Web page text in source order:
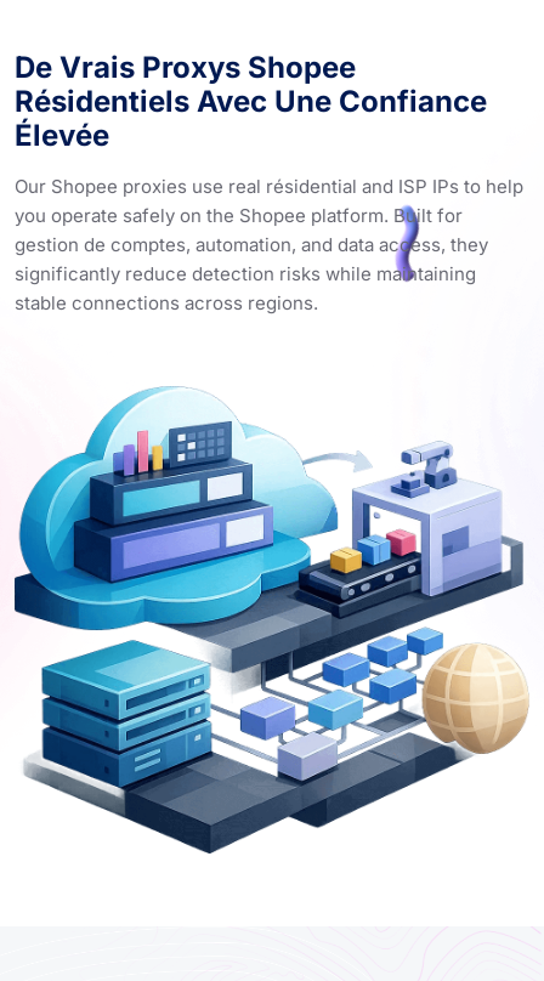
De Vrais Proxys Shopee
Résidentiels Avec Une Confiance
Élevée
Our Shopee proxies use real résidential and ISP IPs to help
you operate safely on the Shopee platform. Built for
gestion de comptes, automation, and data access, they
significantly reduce detection risks while maintaining
stable connections across regions.